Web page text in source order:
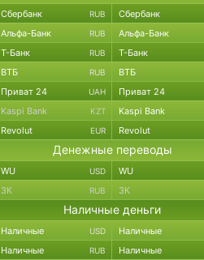
Сбербанк RUB Сбербанк
Альфа-Банк RUB Альфа-Банк
Т-Банк RUB Т-Банк
ВТБ RUB ВТБ
Приват 24 UAH Приват 24
Kaspi Bank KZT Kaspi Bank
Revolut EUR Revolut
Денежные переводы
WU USD WU
ЗК RUB ЗК
Наличные деньги
Наличные USD Наличные
Наличные RUB Наличные